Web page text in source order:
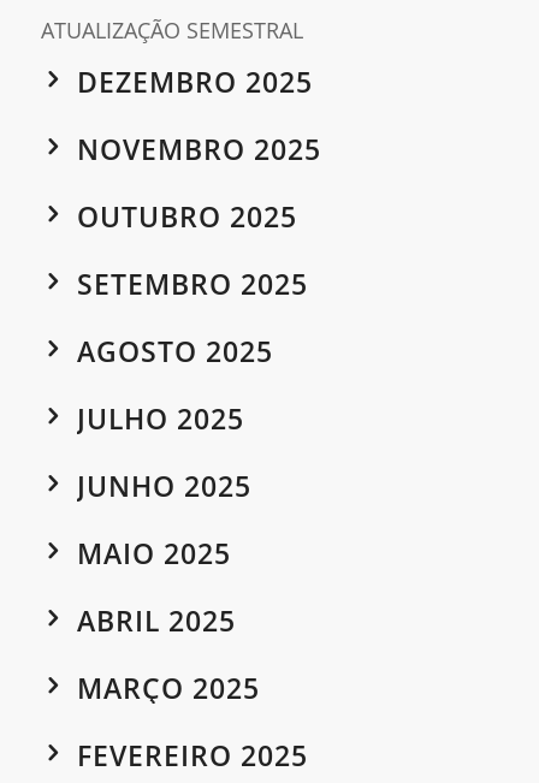
ATUALIZAÇÃO SEMESTRAL
DEZEMBRO 2025
NOVEMBRO 2025
OUTUBRO 2025
SETEMBRO 2025
AGOSTO 2025
JULHO 2025
JUNHO 2025
MAIO 2025
ABRIL 2025
MARÇO 2025
FEVEREIRO 2025